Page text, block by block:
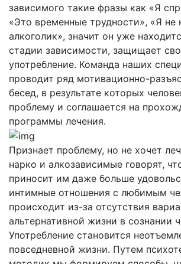
зависимого такие фразы как «Я
«Это временные трудности», «Я не
алкоголик», значит он уже
стадии зависимости, защищает
употребление. Команда наших
проводит ряд мотивационно-
бесед, в результате которых
проблему и соглашается на
программы лечения.
Признает проблему, но не хочет
нарко и алкозависимые говорят,
приносит им даже больше
интимные отношения с любимым
происходит из-за отсутствия
альтернативной жизни в сознании
Употребление становится
повседневной жизни. Путем